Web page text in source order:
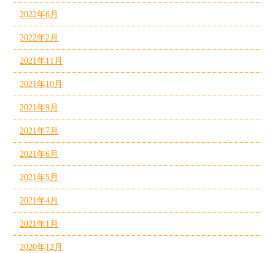
2022年6月
2022年2月
2021年11月
2021年10月
2021年9月
2021年7月
2021年6月
2021年5月
2021年4月
2021年1月
2020年12月